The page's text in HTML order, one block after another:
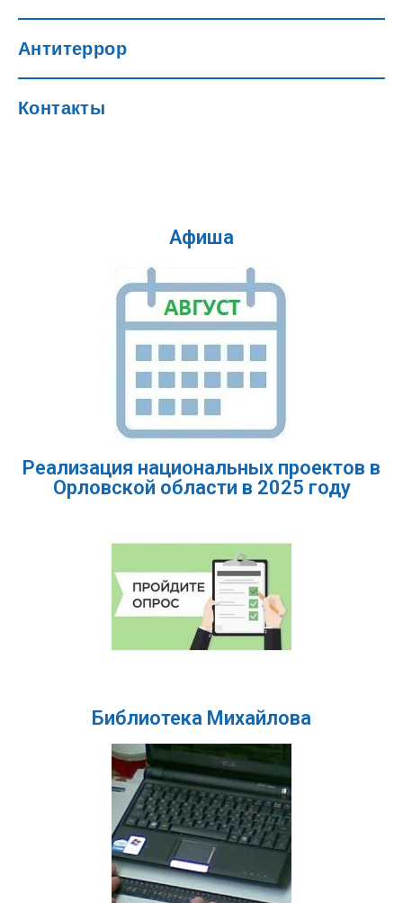
Антитеррор
Контакты
Афиша
Реализация национальных проектов в
Орловской области в 2025 году
Библиотека Михайлова